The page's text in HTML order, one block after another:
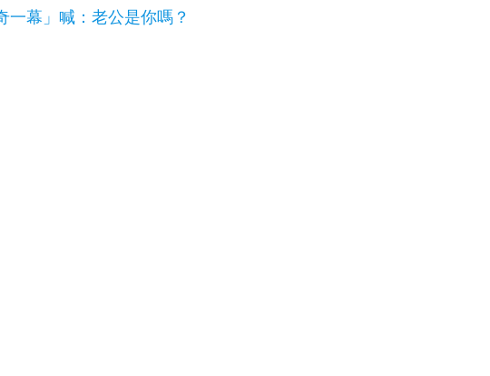
幕」喊：老公是你嗎？